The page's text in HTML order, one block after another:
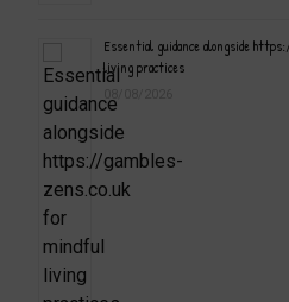
Essential guidance alongside
living practices